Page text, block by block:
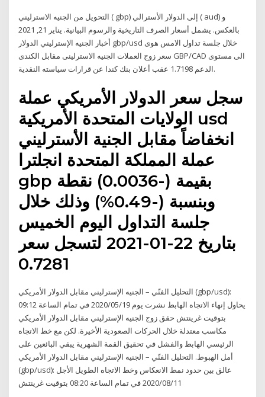
التحويل من الجنيه الاسترليني ( gbp) إلى الدولار الأسترالي ( aud) و
بالعكس. يشمل أسعار الصرف التاريخية والرسوم البيانية. يناير 21, 2021
أخبار الجنيه الإسترليني الدولار gbp/usd خلال جلسة تداول الامس هوى
سعر زوج العملات الجنيه الاسترلينى مقابل الكندى GBP/CAD الى مستوى
الدعم 1.7198 عقب أعلان بنك كندا عن قرارات سياسته النقدية.
سجل سعر الدولار الأمريكي عملة
الولايات المتحدة الأمريكية usd
انخفاضاً مقابل الجنية الأسترليني
عملة المملكة المتحدة انجلترا
gbp بقيمة (-0.0036) نقطة
وبنسبة (-0.49%) وذلك خلال
جلسة التداول اليوم الخميس
بتاريخ 22-01-2021 لتسجل سعر
0.7281
التحليل الفنّي – الجنيه الإسترليني مقابل الدولار الأمريكي (gbp/usd):
يحاول إنهاء الاتجاه الهابط نشرت يوم ‏2020/05/19 في تمام الساعة 09:12
بتوقيت غرينتش حقق زوج الجنيه الإسترليني مقابل الدولار الأمريكي
مكاسب معتدلة خلال الحركات الصعودية الأخيرة. لكن مع خط الاتجاه
الرئيسي الهابط والفشل في تحقيق القمة الشهرية يبقي البائعين على
أمل الهبوط. التحليل الفنّي – الجنيه الإسترليني مقابل الدولار الأمريكي
(gbp/usd): عالق بين حدود نمط الانعكاس وخط الاتجاه الطويل الأجل